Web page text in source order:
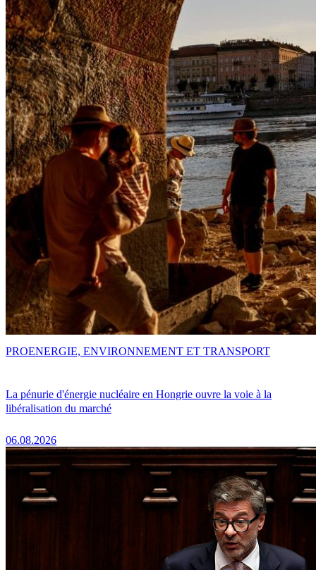
La pénurie d'énergie nucléaire en Hongrie ouvre la voie à la
libéralisation du marché
06.08.2026
PROENERGIE, ENVIRONNEMENT ET TRANSPORT